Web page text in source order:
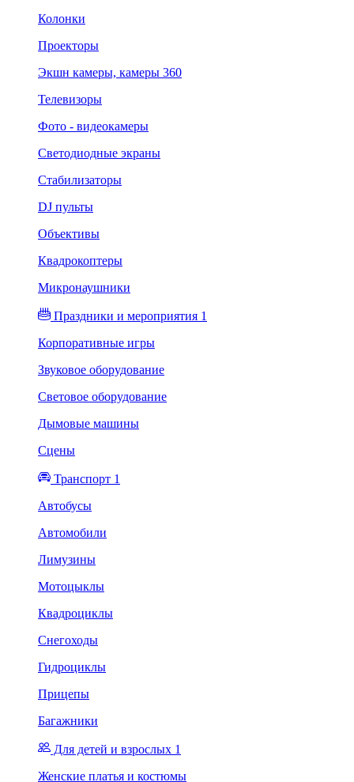
Колонки
Проекторы
Экшн камеры, камеры 360
Телевизоры
Фото - видеокамеры
Светодиодные экраны
Стабилизаторы
DJ пульты
Объективы
Квадрокоптеры
Микронаушники
Праздники и мероприятия 1
Корпоративные игры
Звуковое оборудование
Световое оборудование
Дымовые машины
Сцены
Транспорт 1
Автобусы
Автомобили
Лимузины
Мотоцыклы
Квадроциклы
Снегоходы
Гидроциклы
Прицепы
Багажники
Для детей и взрослых 1
Женские платья и костюмы